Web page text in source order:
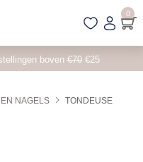
0
boven€70€25
NAGELS TONDEUSE